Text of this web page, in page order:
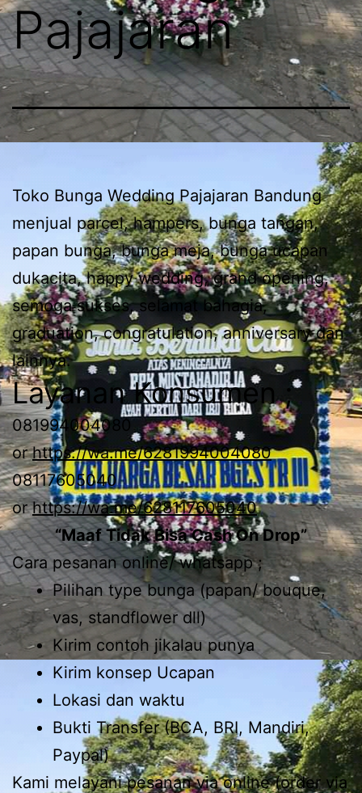
Pajajaran
Toko Bunga Wedding Pajajaran Bandung
menjual parcel, hampers, bunga tangan,
papan bunga, bunga meja, bunga ucapan
dukacita, happy wedding, grand opening,
semoga sukses, selamat bahagia,
graduation, congratulation, anniversary dan
lainnya.
Layanan Konsumen ;
081994004080
orhttps://wa.me/6281994004080
08117605040
orhttps://wa.me/628117605040
“Maaf Tidak Bisa Cash On Drop”
Cara pesanan online/ whatsapp ;
Pilihan type bunga (papan/ bouque,
vas, standflower dll)
Kirim contoh jikalau punya
Kirim konsep Ucapan
Lokasi dan waktu
Bukti Transfer (BCA, BRI, Mandiri,
Paypal)
Kami melayani pesanan via online (order via